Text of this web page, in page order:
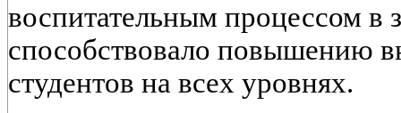
воспитательным процессом в
способствовало повышению
студентов на всех уровнях.